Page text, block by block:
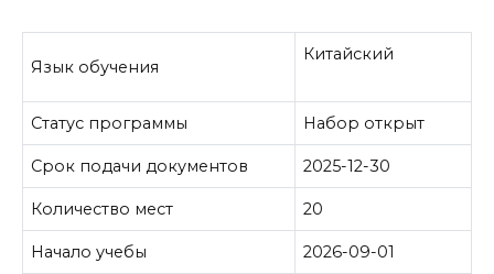
Язык обучения
Китайский
Статус программы Набор открыт
Срок подачи документов 2025-12-30
Количество мест 20
Начало учебы 2026-09-01